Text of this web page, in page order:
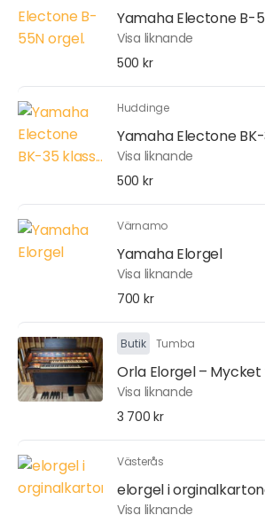
Yamaha Electone B-
Visa liknande
500 kr
Huddinge
Yamaha Electone BK-
Visa liknande
500 kr
Värnamo
Yamaha Elorgel
Visa liknande
700 kr
Butik Tumba
Orla Elorgel – Mycket
Visa liknande
3 700 kr
Västerås
elorgel i
Visa liknande